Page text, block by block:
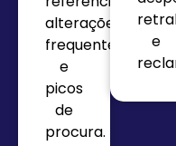
alterações
frequentes
e
picos
de
procura.
e